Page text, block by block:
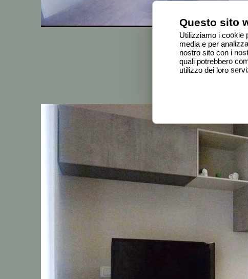
Questo sito
Utilizziamo i cookie
media e per
nostro sito con i
quali potrebbero
utilizzo dei loro